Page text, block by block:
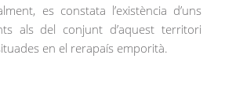
es constata l’existència d’uns
als del conjunt d’aquest territori
en el rerapaís emporità.